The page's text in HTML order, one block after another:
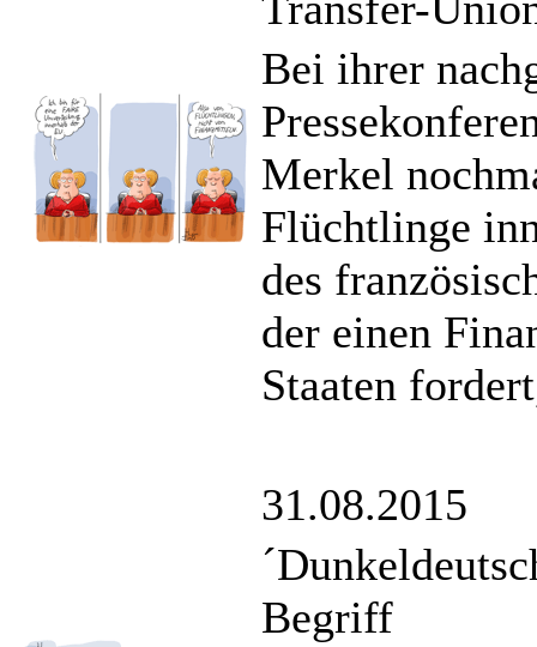
Bei ihrer
Merkel
Flüchtlinge
des
der einen
Staaten
31.08.2015
Begriff